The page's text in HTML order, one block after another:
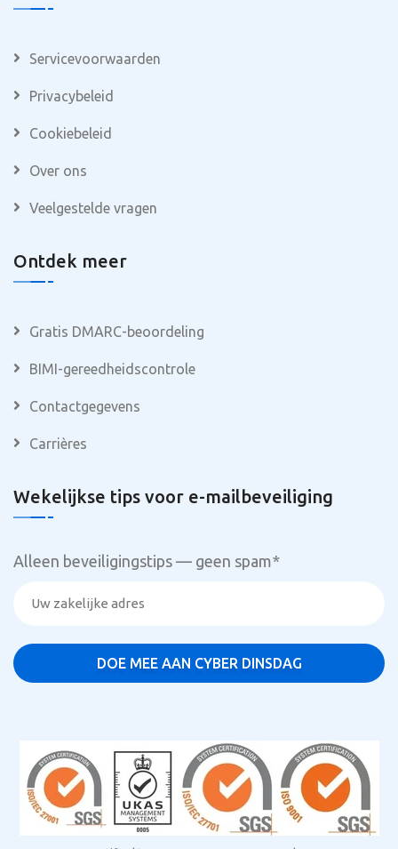
Servicevoorwaarden
Privacybeleid
Cookiebeleid
Over ons
Veelgestelde vragen
Ontdek meer
Gratis DMARC-beoordeling
BIMI-gereedheidscontrole
Contactgegevens
Carrières
Wekelijkse tips voor e-mailbeveiliging
Alleen beveiligingstips — geen spam*